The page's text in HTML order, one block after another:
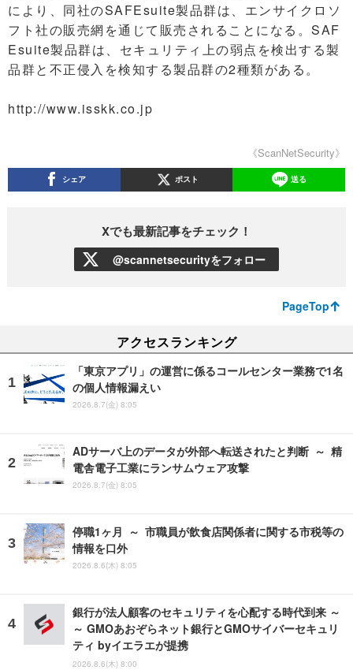
により、同社のSAFEsuite製品群は、エンサイクロソ
フト社の販売網を通じて販売されることになる。SAF
Esuite製品群は、セキュリティ上の弱点を検出する製
品群と不正侵入を検知する製品群の2種類がある。
http://www.isskk.co.jp
《ScanNetSecurity》
シェア ポスト 送る
Xでも最新記事をチェック！
@scannetsecurityをフォロー
PageTop
アクセスランキング
「東京アプリ」の運営に係るコールセンター業務で1名
の個人情報漏えい
2026.8.7(金) 8:05
ADサーバ上のデータが外部へ転送されたと判断 ～ 精
電舎電子工業にランサムウェア攻撃
2026.8.7(金) 8:05
停職1ヶ月 ～ 市職員が飲食店関係者に関する市税等の
情報を口外
2026.8.6(木) 8:05
銀行が法人顧客のセキュリティを心配する時代到来 ～
～ GMOあおぞらネット銀行とGMOサイバーセキュリ
ティ byイエラエが提携
2026.8.6(木) 8:00